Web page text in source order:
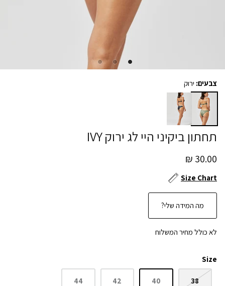
תחתון ביקיני היי לג ירוק IVY
30.00 ₪
Size Chart
מה המידה שלי?
לא כולל מחיר המשלוח
צבעים: ירוק
Size
38
40
42
44